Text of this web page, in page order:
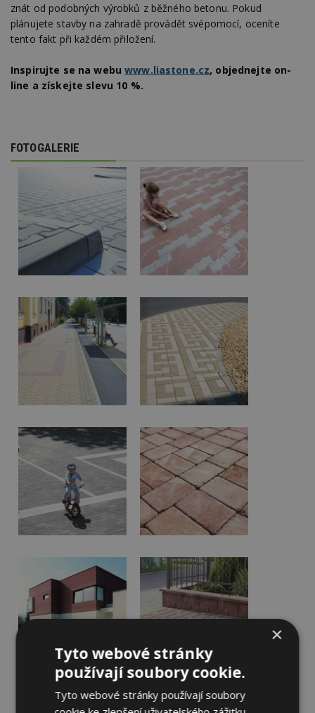
znát od podobných výrobků z běžného betonu. Pokud
plánujete stavby na zahradě provádět svépomocí, oceníte
tento fakt při každém přiložení.
Inspirujte se na webuwww.liastone.cz, objednejte on-
line a získejte slevu 10 %.
FOTOGALERIE
×
Tyto webové stránky
používají soubory cookie.
Tyto webové stránky používají soubory